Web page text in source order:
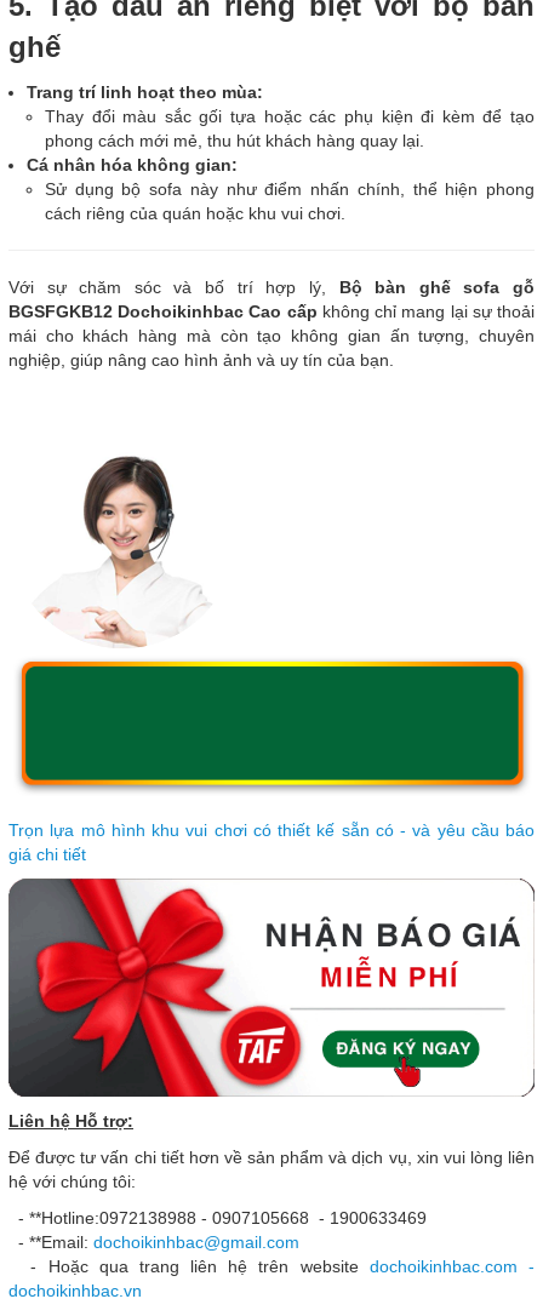
ghế
Trang trí linh hoạt theo mùa:
Thay đổi màu sắc gối tựa hoặc các phụ kiện đi kèm để tạo
phong cách mới mẻ, thu hút khách hàng quay lại.
Cá nhân hóa không gian:
Sử dụng bộ sofa này như điểm nhấn chính, thể hiện phong
cách riêng của quán hoặc khu vui chơi.
Với sự chăm sóc và bố trí hợp lý, Bộ bàn ghế sofa gỗ
BGSFGKB12 Dochoikinhbac Cao cấp không chỉ mang lại sự thoải
mái cho khách hàng mà còn tạo không gian ấn tượng, chuyên
nghiệp, giúp nâng cao hình ảnh và uy tín của bạn.
Trọn lựa mô hình khu vui chơi có thiết kế sẵn có - và yêu cầu báo
giá chi tiết
Liên hệ Hỗ trợ:
Để được tư vấn chi tiết hơn về sản phẩm và dịch vụ, xin vui lòng liên
hệ với chúng tôi:
- **Hotline:0972138988 - 0907105668 - 1900633469
- **Email: dochoikinhbac@gmail.com
- Hoặc qua trang liên hệ trên website dochoikinhbac.com -
dochoikinhbac.vn